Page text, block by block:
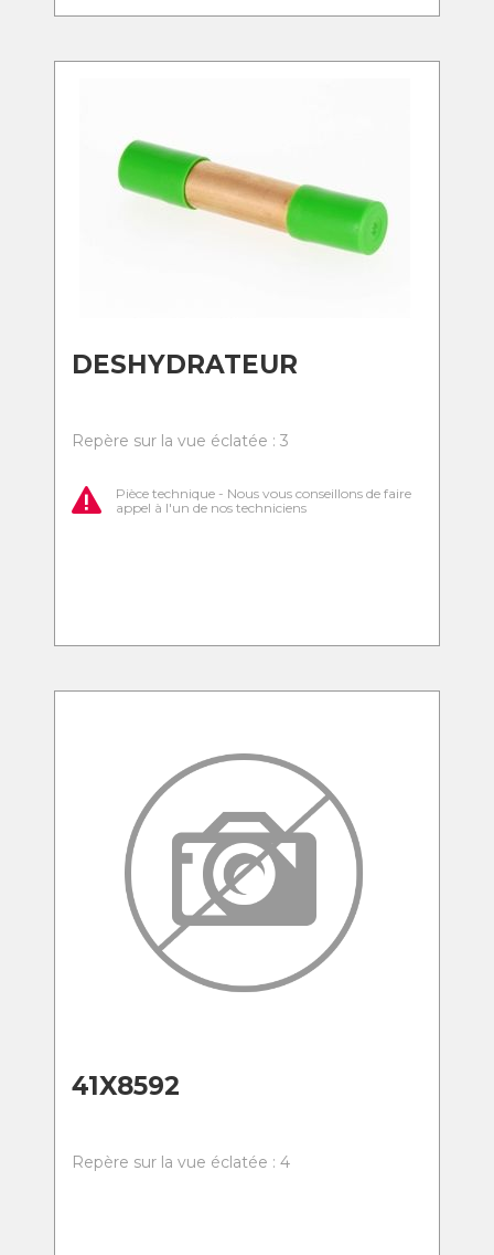
DESHYDRATEUR
Repère sur la vue éclatée : 3
Pièce technique - Nous vous conseillons de faire
appel à l'un de nos techniciens
41X8592
Repère sur la vue éclatée : 4